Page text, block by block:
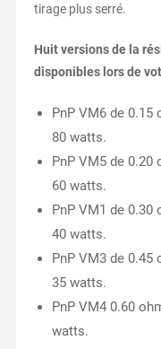
tirage plus serré.
Huit versions de la
disponibles lors de
PnP VM6 de
80 watts.
PnP VM5 de
60 watts.
PnP VM1 de
40 watts.
PnP VM3 de
35 watts.
PnP VM4 0.60
watts.